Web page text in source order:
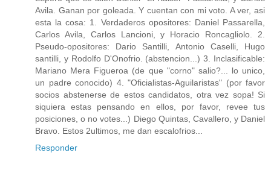
Avila. Ganan por goleada. Y cuentan con mi voto. A ver, asi
esta la cosa: 1. Verdaderos opositores: Daniel Passarella,
Carlos Avila, Carlos Lancioni, y Horacio Roncagliolo. 2.
Pseudo-opositores: Dario Santilli, Antonio Caselli, Hugo
santilli, y Rodolfo D'Onofrio. (abstencion...) 3. Inclasificable:
Mariano Mera Figueroa (de que "corno" salio?... lo unico,
un padre conocido) 4. "Oficialistas-Aguilaristas" (por favor
socios abstenerse de estos candidatos, otra vez sopa! Si
siquiera estas pensando en ellos, por favor, revee tus
posiciones, o no votes...) Diego Quintas, Cavallero, y Daniel
Bravo. Estos 2ultimos, me dan escalofrios...
Responder